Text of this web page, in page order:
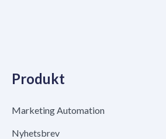
Produkt
Marketing Automation
Nyhetsbrev